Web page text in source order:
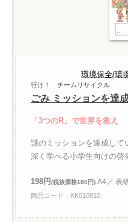
環境保全/環
行け！ チームリサイクル
ごみ ミッションを達
「3つのR」で世界を救え
謎のミッションを達成して
深く学べる小学生向けの啓
198円(税抜価格180円) A4／ 表
商品コード：KK010810